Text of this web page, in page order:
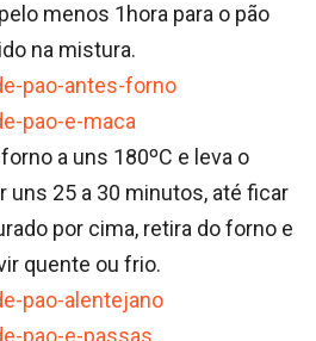
menos 1hora para o pão
na mistura.
a uns 180ºC e leva o
uns 25 a 30 minutos, até ficar
por cima, retira do forno e
quente ou frio.